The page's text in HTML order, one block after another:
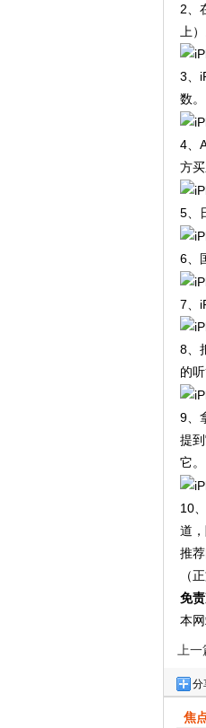
2、
上）
3、
数。
4、
方
5、
6、
7、
8、
的
9、
提
它。
10
道
推荐
（
免
本
上
分
焦